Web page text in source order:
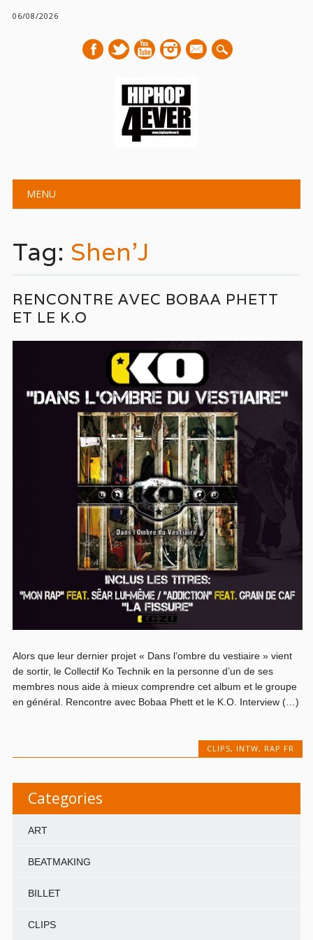
06/08/2026
mail
Main menu
MENU
Tag: Shen’J
RENCONTRE AVEC BOBAA PHETT
ET LE K.O
Alors que leur dernier projet « Dans l’ombre du vestiaire » vient
de sortir, le Collectif Ko Technik en la personne d’un de ses
membres nous aide à mieux comprendre cet album et le groupe
en général. Rencontre avec Bobaa Phett et le K.O. Interview (…)
CLIPS, INTW, RAP FR
Categories
ART
BEATMAKING
BILLET
CLIPS